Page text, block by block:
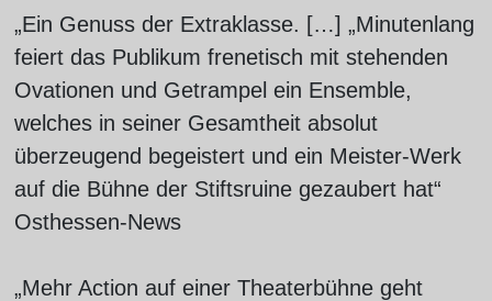
„Ein Genuss der Extraklasse. […] „Minutenlang
feiert das Publikum frenetisch mit stehenden
Ovationen und Getrampel ein Ensemble,
welches in seiner Gesamtheit absolut
überzeugend begeistert und ein Meister-Werk
auf die Bühne der Stiftsruine gezaubert hat“
Osthessen-News
„Mehr Action auf einer Theaterbühne geht